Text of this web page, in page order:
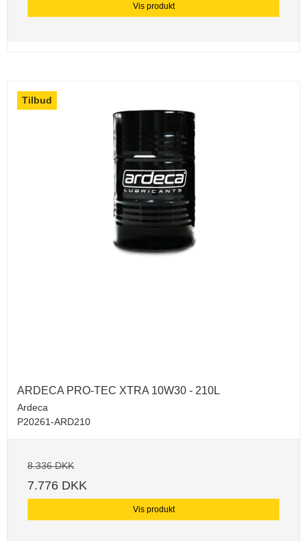
Vis produkt
Tilbud
ARDECA PRO-TEC XTRA 10W30 - 210L
Ardeca
P20261-ARD210
8.336 DKK
7.776 DKK
Vis produkt